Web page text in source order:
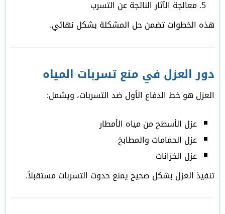
معالجة الآثار الناتجة عن التسرب
هذه الخطوات تضمن حل المشكلة بشكل نهائي.
دور العزل في منع تسربات المياه
العزل هو خط الدفاع الأول ضد التسربات، ويشمل:
عزل الأسطح من مياه الأمطار
عزل الحمامات والمطابخ
عزل الخزانات
تنفيذ العزل بشكل صحيح يمنع حدوث التسربات مستقبلاً.